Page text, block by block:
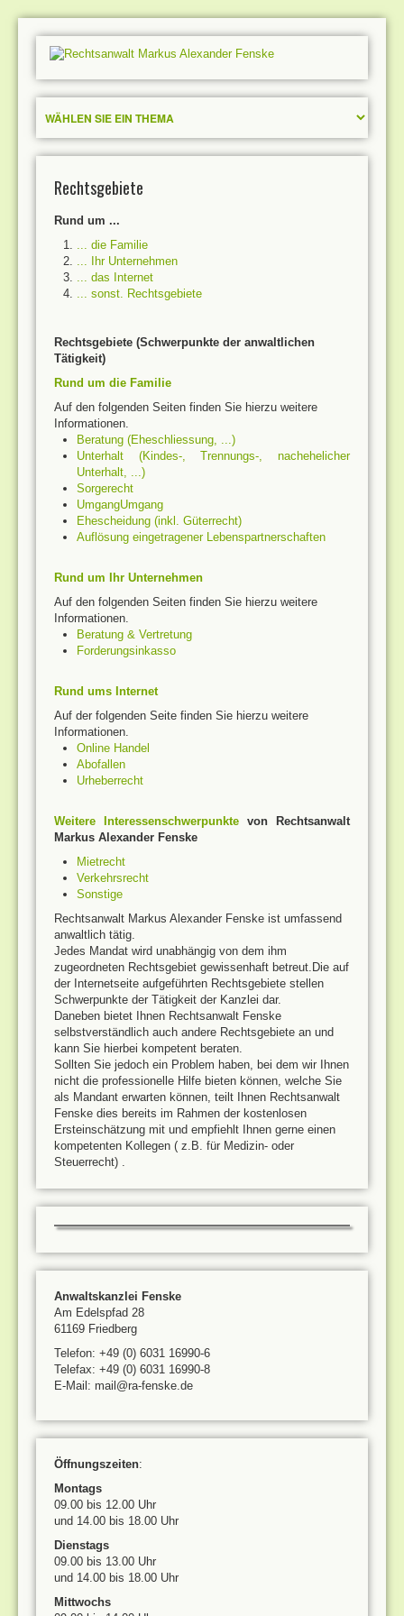
Rechtsgebiete
Rund um ...
... die Familie
... Ihr Unternehmen
... das Internet
... sonst. Rechtsgebiete
Rechtsgebiete (Schwerpunkte der anwaltlichen
Tätigkeit)
Rund um die Familie
Auf den folgenden Seiten finden Sie hierzu weitere
Informationen.
Beratung (Eheschliessung, ...)
Unterhalt (Kindes-, Trennungs-, nachehelicher
Unterhalt, ...)
Sorgerecht
UmgangUmgang
Ehescheidung (inkl. Güterrecht)
Auflösung eingetragener Lebenspartnerschaften
Rund um Ihr Unternehmen
Auf den folgenden Seiten finden Sie hierzu weitere
Informationen.
Beratung & Vertretung
Forderungsinkasso
Rund ums Internet
Auf der folgenden Seite finden Sie hierzu weitere
Informationen.
Online Handel
Abofallen
Urheberrecht
Weitere Interessenschwerpunkte von Rechtsanwalt
Markus Alexander Fenske
Mietrecht
Verkehrsrecht
Sonstige
Rechtsanwalt Markus Alexander Fenske ist umfassend
anwaltlich tätig.
Jedes Mandat wird unabhängig von dem ihm
zugeordneten Rechtsgebiet gewissenhaft betreut.Die auf
der Internetseite aufgeführten Rechtsgebiete stellen
Schwerpunkte der Tätigkeit der Kanzlei dar.
Daneben bietet Ihnen Rechtsanwalt Fenske
selbstverständlich auch andere Rechtsgebiete an und
kann Sie hierbei kompetent beraten.
Sollten Sie jedoch ein Problem haben, bei dem wir Ihnen
nicht die professionelle Hilfe bieten können, welche Sie
als Mandant erwarten können, teilt Ihnen Rechtsanwalt
Fenske dies bereits im Rahmen der kostenlosen
Ersteinschätzung mit und empfiehlt Ihnen gerne einen
kompetenten Kollegen ( z.B. für Medizin- oder
Steuerrecht) .
Anwaltskanzlei Fenske
Am Edelspfad 28
61169 Friedberg
Telefon: +49 (0) 6031 16990-6
Telefax: +49 (0) 6031 16990-8
E-Mail: mail@ra-fenske.de
Öffnungszeiten:
Montags
09.00 bis 12.00 Uhr
und 14.00 bis 18.00 Uhr
Dienstags
09.00 bis 13.00 Uhr
und 14.00 bis 18.00 Uhr
Mittwochs